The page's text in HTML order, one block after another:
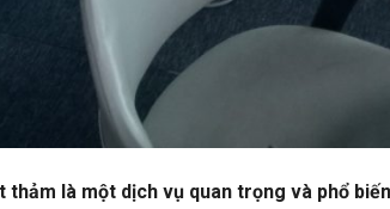
thảm là một dịch vụ quan trọng và phổ